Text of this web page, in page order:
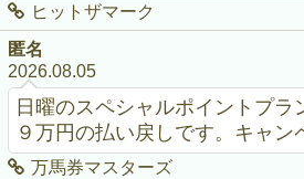
ヒットザマーク
匿名
2026.08.05
日曜のスペシャルポイントプラ
９万円の払い戻しです。キャン
万馬券マスターズ